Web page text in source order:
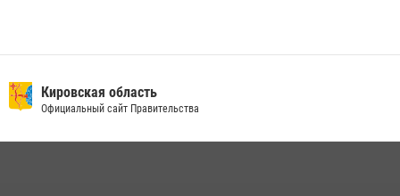
вневедомственную охрану и поступления в ведомственные вузы
22 июля 2026, 14:51 1 2
Кировская область
Официальный сайт Правительства